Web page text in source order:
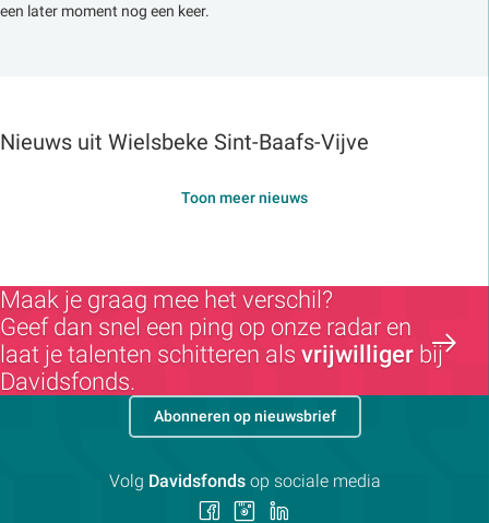
een later moment nog een keer.
Nieuws uit Wielsbeke Sint-Baafs-Vijve
Toon meer nieuws
Maak je graag mee het verschil?
Geef dan snel een ping op onze radar en
laat je talenten schitteren als vrijwilliger bij
Davidsfonds.
Abonneren op nieuwsbrief
Volg Davidsfondsop sociale media
Volg Volg